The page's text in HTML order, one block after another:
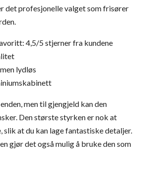
det profesjonelle valget som frisører
4,5/5 stjerner fra kundene
lydløs
men til gjengjeld kan den
Den største styrken er nok at
at du kan lage fantastiske detaljer.
gjør det også mulig å bruke den som